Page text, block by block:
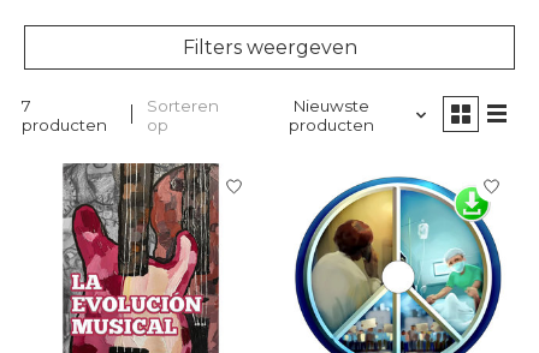
Filters weergeven
7
producten
Sorteren
op
Nieuwste
producten